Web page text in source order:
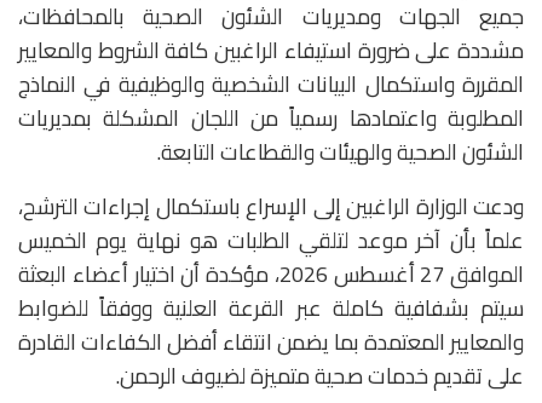
جميع الجهات ومديريات الشئون الصحية بالمحافظات،
مشددة على ضرورة استيفاء الراغبين كافة الشروط والمعايير
المقررة واستكمال البيانات الشخصية والوظيفية في النماذج
المطلوبة واعتمادها رسمياً من اللجان المشكلة بمديريات
الشئون الصحية والهيئات والقطاعات التابعة.
ودعت الوزارة الراغبين إلى الإسراع باستكمال إجراءات الترشح،
علماً بأن آخر موعد لتلقي الطلبات هو نهاية يوم الخميس
الموافق 27 أغسطس 2026، مؤكدة أن اختيار أعضاء البعثة
سيتم بشفافية كاملة عبر القرعة العلنية ووفقاً للضوابط
والمعايير المعتمدة بما يضمن انتقاء أفضل الكفاءات القادرة
على تقديم خدمات صحية متميزة لضيوف الرحمن.